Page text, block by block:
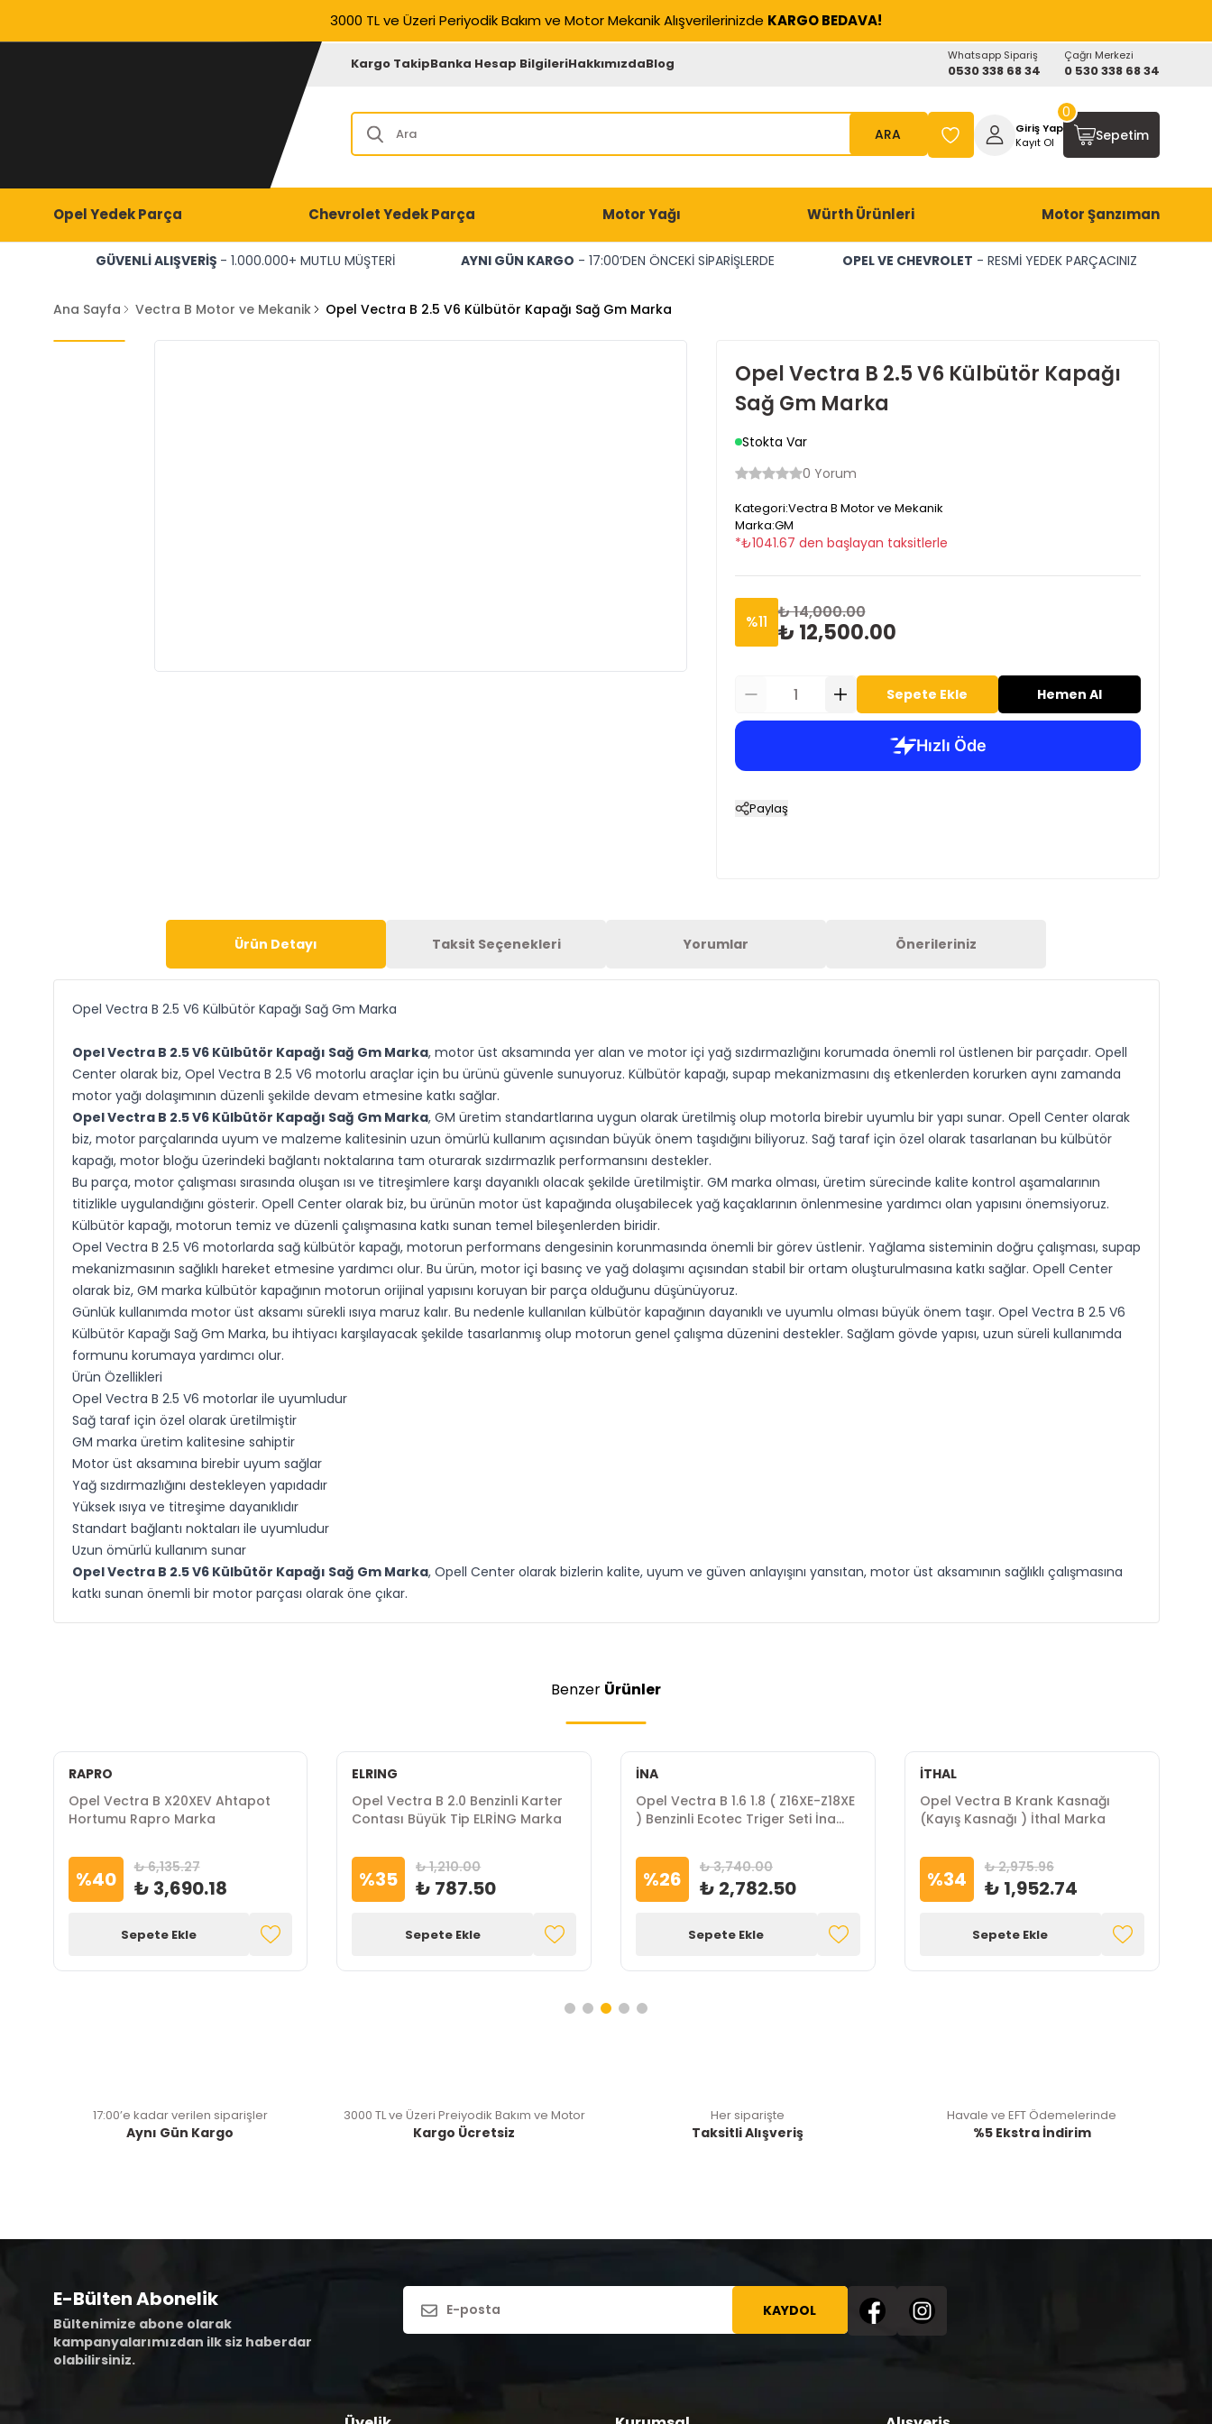
3000 TL ve Üzeri Periyodik Bakım ve Motor Mekanik Alışverilerinizde KARGO BEDAVA!
Kargo TakipBanka Hesap BilgileriHakkımızdaBlog Whatsapp Sipariş
0530 338 68 34
Çağrı Merkezi
0 530 338 68 34
ARA
Giriş Yap
Kayıt Ol
Sepetim
0
Opel Yedek Parça Chevrolet Yedek Parça Motor Yağı Würth Ürünleri Motor Şanzıman
GÜVENLİ ALIŞVERİŞ - 1.000.000+ MUTLU MÜŞTERİ AYNI GÜN KARGO - 17:00’DEN ÖNCEKİ SİPARİŞLERDE OPEL VE CHEVROLET - RESMİ YEDEK PARÇACINIZ
Ana Sayfa Vectra B Motor ve Mekanik Opel Vectra B 2.5 V6 Külbütör Kapağı Sağ Gm Marka
Opel Vectra B 2.5 V6 Külbütör Kapağı
Sağ Gm Marka
Stokta Var
0 Yorum
Kategori:Vectra B Motor ve Mekanik
Marka:GM
*₺1041.67 den başlayan taksitlerle
%11 ₺ 14,000.00
₺ 12,500.00
Sepete Ekle Hemen Al
Paylaş
Ürün Detayı Taksit Seçenekleri Yorumlar Önerileriniz
Opel Vectra B 2.5 V6 Külbütör Kapağı Sağ Gm Marka
Opel Vectra B 2.5 V6 Külbütör Kapağı Sağ Gm Marka, motor üst aksamında yer alan ve motor içi yağ sızdırmazlığını korumada önemli rol üstlenen bir parçadır. Opell
Center olarak biz, Opel Vectra B 2.5 V6 motorlu araçlar için bu ürünü güvenle sunuyoruz. Külbütör kapağı, supap mekanizmasını dış etkenlerden korurken aynı zamanda
motor yağı dolaşımının düzenli şekilde devam etmesine katkı sağlar.
Opel Vectra B 2.5 V6 Külbütör Kapağı Sağ Gm Marka, GM üretim standartlarına uygun olarak üretilmiş olup motorla birebir uyumlu bir yapı sunar. Opell Center olarak
biz, motor parçalarında uyum ve malzeme kalitesinin uzun ömürlü kullanım açısından büyük önem taşıdığını biliyoruz. Sağ taraf için özel olarak tasarlanan bu külbütör
kapağı, motor bloğu üzerindeki bağlantı noktalarına tam oturarak sızdırmazlık performansını destekler.
Bu parça, motor çalışması sırasında oluşan ısı ve titreşimlere karşı dayanıklı olacak şekilde üretilmiştir. GM marka olması, üretim sürecinde kalite kontrol aşamalarının
titizlikle uygulandığını gösterir. Opell Center olarak biz, bu ürünün motor üst kapağında oluşabilecek yağ kaçaklarının önlenmesine yardımcı olan yapısını önemsiyoruz.
Külbütör kapağı, motorun temiz ve düzenli çalışmasına katkı sunan temel bileşenlerden biridir.
Opel Vectra B 2.5 V6 motorlarda sağ külbütör kapağı, motorun performans dengesinin korunmasında önemli bir görev üstlenir. Yağlama sisteminin doğru çalışması, supap
mekanizmasının sağlıklı hareket etmesine yardımcı olur. Bu ürün, motor içi basınç ve yağ dolaşımı açısından stabil bir ortam oluşturulmasına katkı sağlar. Opell Center
olarak biz, GM marka külbütör kapağının motorun orijinal yapısını koruyan bir parça olduğunu düşünüyoruz.
Günlük kullanımda motor üst aksamı sürekli ısıya maruz kalır. Bu nedenle kullanılan külbütör kapağının dayanıklı ve uyumlu olması büyük önem taşır. Opel Vectra B 2.5 V6
Külbütör Kapağı Sağ Gm Marka, bu ihtiyacı karşılayacak şekilde tasarlanmış olup motorun genel çalışma düzenini destekler. Sağlam gövde yapısı, uzun süreli kullanımda
formunu korumaya yardımcı olur.
Ürün Özellikleri
Opel Vectra B 2.5 V6 motorlar ile uyumludur
Sağ taraf için özel olarak üretilmiştir
GM marka üretim kalitesine sahiptir
Motor üst aksamına birebir uyum sağlar
Yağ sızdırmazlığını destekleyen yapıdadır
Yüksek ısıya ve titreşime dayanıklıdır
Standart bağlantı noktaları ile uyumludur
Uzun ömürlü kullanım sunar
Opel Vectra B 2.5 V6 Külbütör Kapağı Sağ Gm Marka, Opell Center olarak bizlerin kalite, uyum ve güven anlayışını yansıtan, motor üst aksamının sağlıklı çalışmasına
katkı sunan önemli bir motor parçası olarak öne çıkar.
Benzer Ürünler
RAPRO
Opel Vectra B X20XEV Ahtapot
Hortumu Rapro Marka
%40 ₺ 6,135.27
₺ 3,690.18
Sepete Ekle
ELRING
Opel Vectra B 2.0 Benzinli Karter
Contası Büyük Tip ELRİNG Marka
%35 ₺ 1,210.00
₺ 787.50
Sepete Ekle
İNA
Opel Vectra B 1.6 1.8 ( Z16XE-Z18XE
) Benzinli Ecotec Triger Seti İna
%26 ₺ 3,740.00
₺ 2,782.50
Sepete Ekle
İTHAL
Opel Vectra B Krank Kasnağı
(Kayış Kasnağı ) İthal Marka
%34 ₺ 2,975.96
₺ 1,952.74
Sepete Ekle
17:00’e kadar verilen siparişler
Aynı Gün Kargo
3000 TL ve Üzeri Preiyodik Bakım ve Motor
Kargo Ücretsiz
Her siparişte
Taksitli Alışveriş
Havale ve EFT Ödemelerinde
%5 Ekstra İndirim
E-Bülten Abonelik
Bültenimize abone olarak
kampanyalarımızdan ilk siz haberdar
olabilirsiniz.
KAYDOL